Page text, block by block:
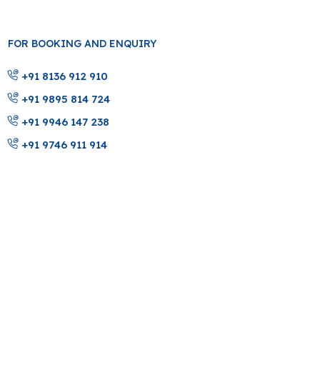
FOR BOOKING AND ENQUIRY
+91 8136 912 910
+91 9895 814 724
+91 9946 147 238
+91 9746 911 914